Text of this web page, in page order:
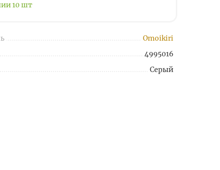
10 шт
Omoikiri
4995016
Серый